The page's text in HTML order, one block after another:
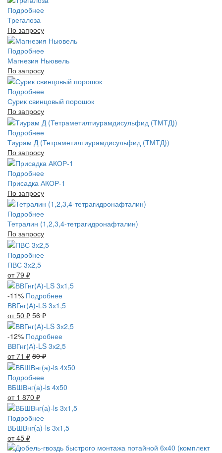
Подробнее
Трегалоза
По запросу
Подробнее
Магнезия Ньювель
По запросу
Подробнее
Сурик свинцовый порошок
По запросу
Подробнее
Тиурам Д (Тетраметилтиурамдисульфид (ТМТД))
По запросу
Подробнее
Присадка АКОР-1
По запросу
Подробнее
Тетралин (1,2,3,4-тетрагидронафталин)
По запросу
Подробнее
ПВС 3х2,5
от 79 ₽
-11% Подробнее
ВВГнг(А)-LS 3х1,5
от 50 ₽ 56₽
-12% Подробнее
ВВГнг(А)-LS 3х2,5
от 71 ₽ 80₽
Подробнее
ВБШВнг(а)-ls 4x50
от 1 870 ₽
Подробнее
ВБШВнг(а)-ls 3х1,5
от 45 ₽